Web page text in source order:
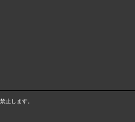
止します。